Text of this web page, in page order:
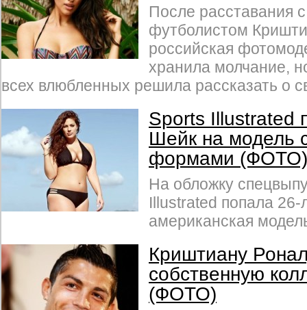
После расставания
футболистом
российская
хранила молчание,
всех влюбленных решила рассказать о
Sports Illustrated
Шейк на модель
формами (ФОТО)
На обложку
Illustrated попала 26-
американская
Криштиану
собственную
(ФОТО)